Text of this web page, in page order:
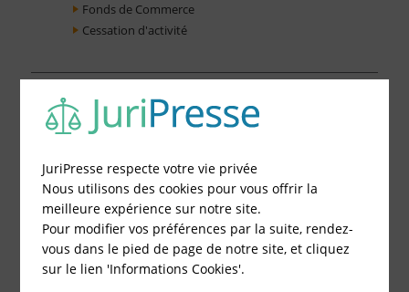
Fonds de Commerce
Cessation d'activité
JuriPresse respecte votre vie privée
Nous utilisons des cookies pour vous offrir la
meilleure expérience sur notre site.
Pour modifier vos préférences par la suite, rendez-
vous dans le pied de page de notre site, et cliquez
sur le lien 'Informations Cookies'.